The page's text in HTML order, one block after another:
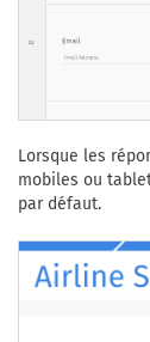
Lorsque les
mobiles ou
par défaut.